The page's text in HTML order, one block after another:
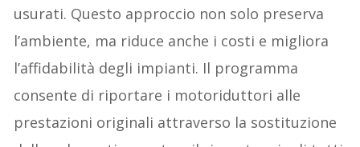
usurati. Questo approccio non solo preserva
l’ambiente, ma riduce anche i costi e migliora
l’affidabilità degli impianti. Il programma
consente di riportare i motoriduttori alle
prestazioni originali attraverso la sostituzione